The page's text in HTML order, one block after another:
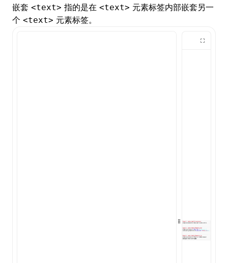
嵌套 <text> 指的是在 <text> 元素标签内部嵌套另一
个 <text> 元素标签。